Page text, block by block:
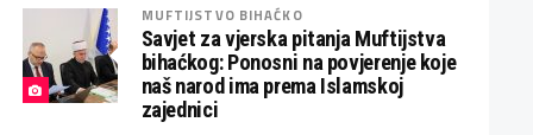
MUFTIJSTVO BIHAĆKO
Savjet za vjerska pitanja Muftijstva
bihaćkog: Ponosni na povjerenje koje
naš narod ima prema Islamskoj
zajednici